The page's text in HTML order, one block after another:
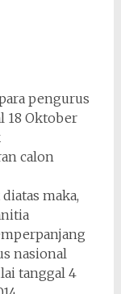
pengurus
18 Oktober
calon
maka,
nasional
tanggal 4